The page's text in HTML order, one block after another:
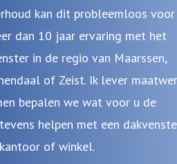
kan dit probleemloos
dan 10 jaar ervaring met het
in de regio van Maarssen,
of Zeist. Ik lever
bepalen we wat voor u de
helpen met een
of winkel.